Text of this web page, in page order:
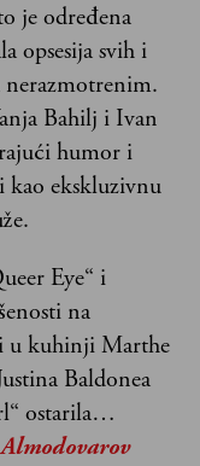
je određena
opsesija svih i
nerazmotrenim.
Bahilj i Ivan
humor i
ekskluzivnu
Eye“ i
na
u kuhinji Marthe
Baldonea
ostarila…
Almodovarov